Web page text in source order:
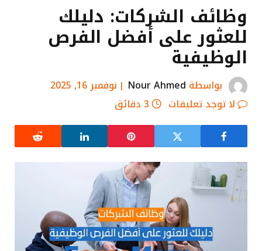
وظائف الشركات: دليلك
للعثور على أفضل الفرص
الوظيفية
بواسطة Nour Ahmed
نوفمبر 16, 2025
لا توجد تعليقات
3 دقائق